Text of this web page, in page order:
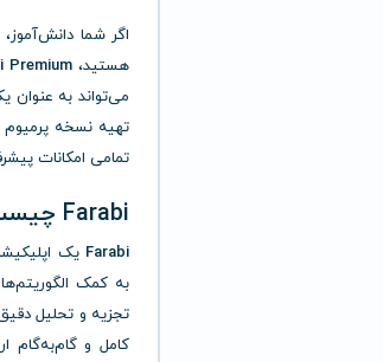
اگر شما
هستید، Premium
می‌تواند به
تهیه نسخه پرمیوم Farabi از سایت معتبر
تمامی امکانات
Farabi چیست و چه کاربردی دارد؟
Farabi یک
به کمک
تجزیه و تحلیل